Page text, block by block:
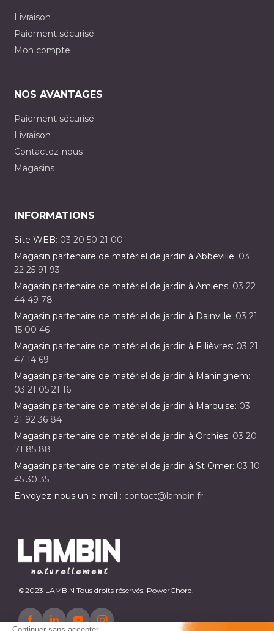
Continuer sans accepter
Livraison
Paiement sécurisé
Mon compte
NOS AVANTAGES
Paiement sécurisé
Livraison
Contactez-nous
Magasins
INFORMATIONS
Site WEB: 03 20 50 21 00
Magasin partenaire de matériel de jardin à Abbeville: 03
22 25 91 93
Magasin partenaire de matériel de jardin à Amiens: 03 22
44 49 78
Magasin partenaire de matériel de jardin à Dainville: 03 21
15 00 46
Magasin partenaire de matériel de jardin à Fillièvres: 03 21
47 14 69
Magasin partenaire de matériel de jardin à Maninghem:
03 21 05 21 16
Magasin partenaire de matériel de jardin à Marquise: 03
21 92 36 84
Magasin partenaire de matériel de jardin à Orchies: 03 20
71 85 88
Magasin partenaire de matériel de jardin à St Omer: 03 10
45 30 35
Envoyez-nous un e-mail : contact@lambin.fr
©2023 LAMBIN Tous droits réservés. PowerChord.